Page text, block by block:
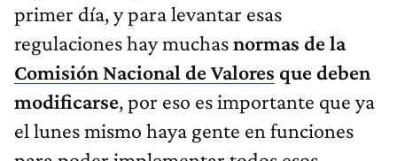
primer día, y para levantar esas
regulaciones hay muchasnormas de la
Comisión Nacional de Valores que deben
modificarse, por eso es importante que ya
el lunes mismo haya gente en funciones